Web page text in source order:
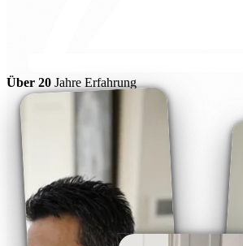
Über 20 Jahre Erfahrung